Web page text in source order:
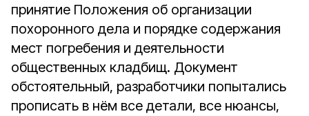
принятие Положения об организации
похоронного дела и порядке содержания
мест погребения и деятельности
общественных кладбищ. Документ
обстоятельный, разработчики попытались
прописать в нём все детали, все нюансы,